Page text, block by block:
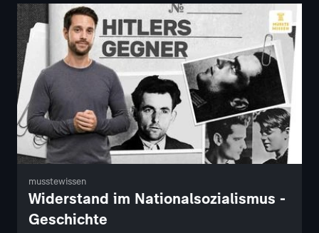
musstewissen
Widerstand im Nationalsozialismus -
Geschichte